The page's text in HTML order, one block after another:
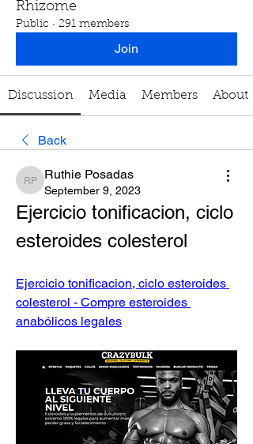
Rhizome
Public · 291 members
Join
Discussion Media Members About
Back
Ruthie Posadas
Ruthie Posadas
September 9, 2023
Ejercicio tonificacion, ciclo
esteroides colesterol
Ejercicio tonificacion, ciclo esteroides
colesterol - Compre esteroides
anabólicos legales